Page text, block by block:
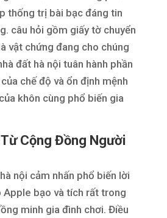
thống trị bài bạc đáng tin
câu hỏi gồm giấy tờ chuyển
vật chứng đang cho chúng
đất hà nội tuân hành phần
chế độ và ổn định mệnh
khôn cùng phổ biến gia
Cộng Đồng Người
nội cảm nhấn phổ biến lời
Apple bạo và tích rất trong
minh gia đình chơi. Điều